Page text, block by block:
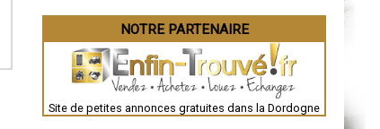
Besançon
Évreux
Chartres
Nîmes
Auch
NOTRE PARTENAIRE
Site de petites annonces gratuites dans la Dordogne